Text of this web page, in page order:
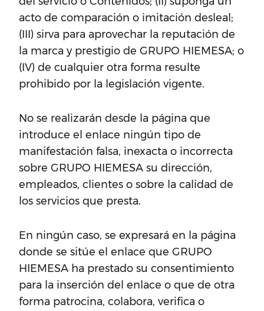
acto de comparación o imitación desleal;
(III) sirva para aprovechar la reputación de
la marca y prestigio de GRUPO HIEMESA; o
(IV) de cualquier otra forma resulte
prohibido por la legislación vigente.
No se realizarán desde la página que
introduce el enlace ningún tipo de
manifestación falsa, inexacta o incorrecta
sobre GRUPO HIEMESA su dirección,
empleados, clientes o sobre la calidad de
los servicios que presta.
En ningún caso, se expresará en la página
donde se sitúe el enlace que GRUPO
HIEMESA ha prestado su consentimiento
para la inserción del enlace o que de otra
forma patrocina, colabora, verifica o